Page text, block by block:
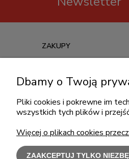
ZAKUPY
Informacje o leasingu
Koszt dostawy
Dbamy o Twoją
Pliki cookies i pokrewne im
wszystkich tych plików i
Więcej o plikach cookies
ZAAKCEPTUJ TYLKO